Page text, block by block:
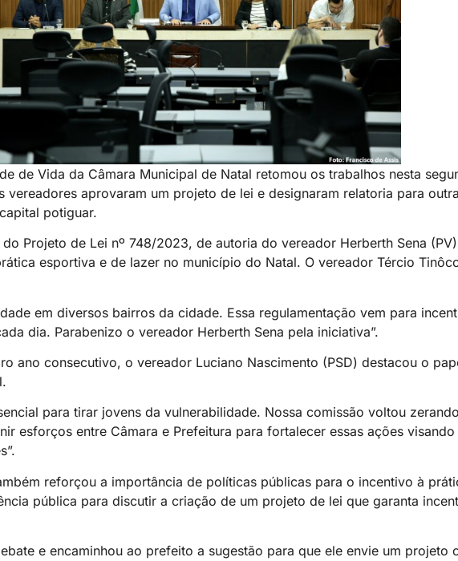
de Vida da Câmara Municipal de Natal retomou os trabalhos nesta
vereadores aprovaram um projeto de lei e designaram relatoria para
potiguar.
Projeto de Lei nº 748/2023, de autoria do vereador Herberth Sena
esportiva e de lazer no município do Natal. O vereador Tércio
em diversos bairros da cidade. Essa regulamentação vem para
dia. Parabenizo o vereador Herberth Sena pela iniciativa”.
ano consecutivo, o vereador Luciano Nascimento (PSD) destacou o
para tirar jovens da vulnerabilidade. Nossa comissão voltou
esforços entre Câmara e Prefeitura para fortalecer essas ações
reforçou a importância de políticas públicas para o incentivo à
pública para discutir a criação de um projeto de lei que garanta
e encaminhou ao prefeito a sugestão para que ele envie um projeto